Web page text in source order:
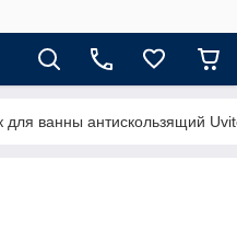
для ванны антискользящий